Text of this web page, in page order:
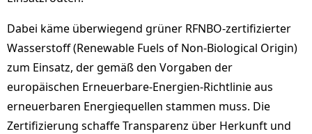
Dabei käme überwiegend grüner RFNBO-zertifizierter
Wasserstoff (Renewable Fuels of Non-Biological Origin)
zum Einsatz, der gemäß den Vorgaben der
europäischen Erneuerbare-Energien-Richtlinie aus
erneuerbaren Energiequellen stammen muss. Die
Zertifizierung schaffe Transparenz über Herkunft und